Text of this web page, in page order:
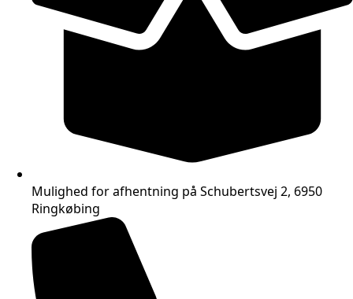
Mulighed for afhentning på Schubertsvej 2, 6950
Ringkøbing